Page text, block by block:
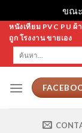
ขณ
Skip
content
หนังเทียม PVC PU
ถูก โรงงาน ขายเอง
ค้นหา: